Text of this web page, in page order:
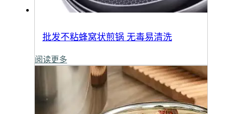
批发不粘蜂窝状煎锅 无毒易清洗
阅读更多